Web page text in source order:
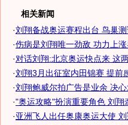
相关新闻
·刘翔备战奥运赛程出台 鸟巢
·伤病是刘翔唯一劲敌 功力上涨
·对话刘翔:北京奥运快点来 这
·刘翔3月出征室内田锦赛 提前
·刘翔鲍威尔拍广告是业余 决心
·"奥运攻略"扮演重要角色 刘翔
·亚洲飞人出任奥康奥运大使 刘